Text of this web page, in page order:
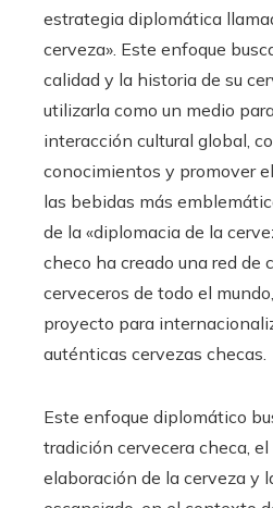
estrategia diplomática
cerveza». Este enfoque
calidad y la historia de su
utilizarla como un medio
interacción cultural global,
conocimientos y promover
las bebidas más
de la «diplomacia de la
checo ha creado una red de
cerveceros de todo el
proyecto para
auténticas cervezas checas.
Este enfoque diplomático
tradición cervecera checa, el
elaboración de la cerveza y